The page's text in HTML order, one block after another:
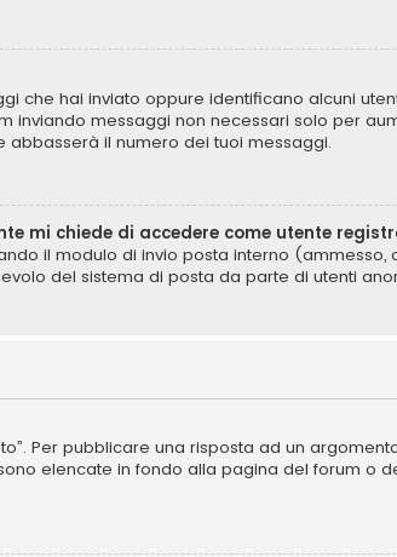
che hai inviato oppure identificano alcuni
inviando messaggi non necessari solo per
abbasserà il numero dei tuoi messaggi.
mi chiede di accedere come utente
il modulo di invio posta interno
del sistema di posta da parte di utenti
Per pubblicare una risposta ad un
elencate in fondo alla pagina del forum o